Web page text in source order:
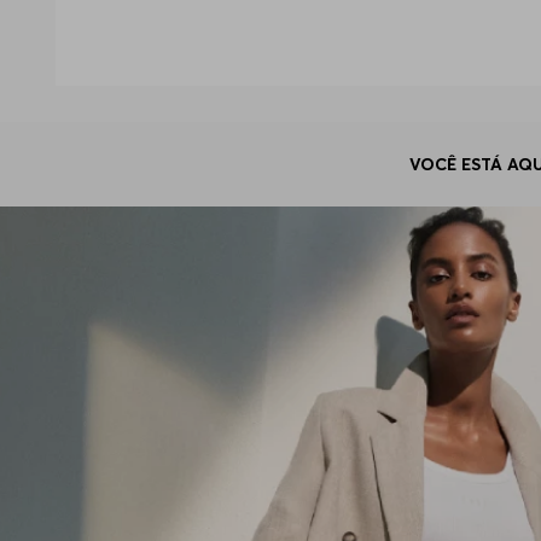
. Elas se
a escolha ideal para qualquer ocasião,
As blusas e camisas BOSS harmonizam-se
, criando o conjunto
Linhas especiais
A linha BOSS Black é o auge da alfaiataria
Orange se diferencia por seus cortes
Nossas modelagens foram meticulosamente
elegância, enquanto as opções oversized
O valor de investimento BOSS
Elegância atemporal: peças que se adaptam
Qualidade superior: tecidos premium,
Expressão da personalidade: elegância,
Variedade de modelagens: da alfaiataria
Inovação em design: abordagem que capta
VOCÊ ESTÁ